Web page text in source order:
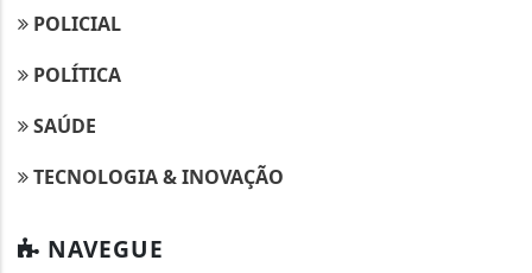
POLICIAL
POLÍTICA
SAÚDE
TECNOLOGIA & INOVAÇÃO
NAVEGUE